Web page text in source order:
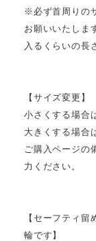
※必ず首周りの
お願いいたしま
入るくらいの長
【サイズ変更】
小さくする場合
大きくする場合
ご購入ページの
力ください。
【セーフティ
輪です】